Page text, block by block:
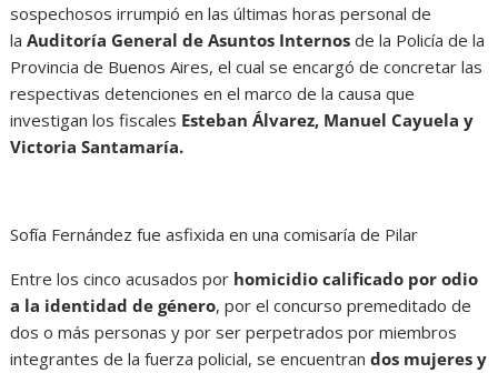
sospechosos irrumpió en las últimas horas personal de
la Auditoría General de Asuntos Internosde la Policía de la
Provincia de Buenos Aires, el cual se encargó de concretar las
respectivas detenciones en el marco de la causa que
investigan los fiscales Esteban Álvarez, Manuel Cayuela y
Victoria Santamaría.
Sofía Fernández fue asfixida en una comisaría de Pilar
Entre los cinco acusados por homicidio calificado por odio
a la identidad de género, por el concurso premeditado de
dos o más personas y por ser perpetrados por miembros
integrantes de la fuerza policial, se encuentran dos mujeres y